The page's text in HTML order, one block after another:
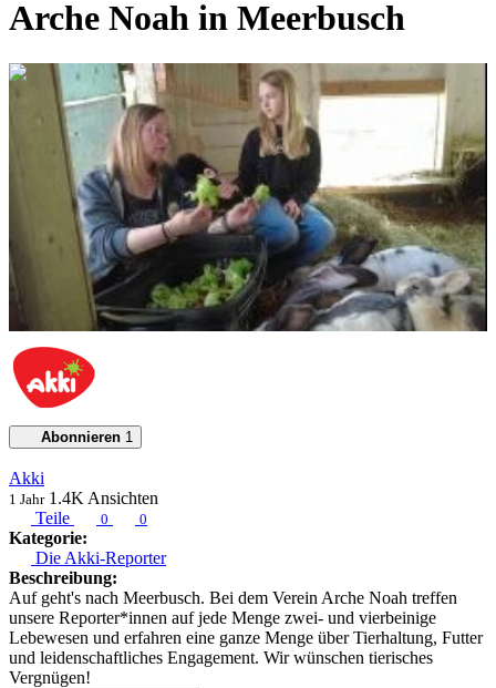
Arche Noah in Meerbusch
0:07:53
Abonnieren 1
Akki
1 Jahr 1.4K Ansichten
Teile
0 0
Kategorie:
Die Akki-Reporter
Beschreibung:
Auf geht's nach Meerbusch. Bei dem Verein Arche Noah treffen
unsere Reporter*innen auf jede Menge zwei- und vierbeinige
Lebewesen und erfahren eine ganze Menge über Tierhaltung, Futter
und leidenschaftliches Engagement. Wir wünschen tierisches
Vergnügen!